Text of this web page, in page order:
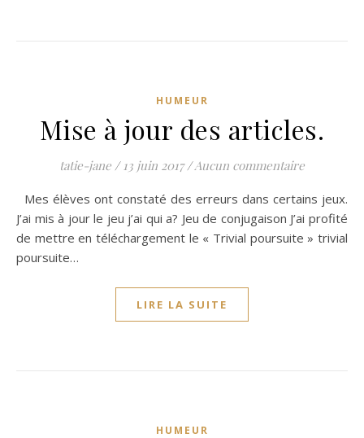
HUMEUR
Mise à jour des articles.
tatie-jane / 13 juin 2017 /Aucun commentaire
Mes élèves ont constaté des erreurs dans certains jeux.
J’ai mis à jour le jeu j’ai qui a? Jeu de conjugaison J’ai profité
de mettre en téléchargement le « Trivial poursuite » trivial
poursuite…
LIRE LA SUITE
HUMEUR